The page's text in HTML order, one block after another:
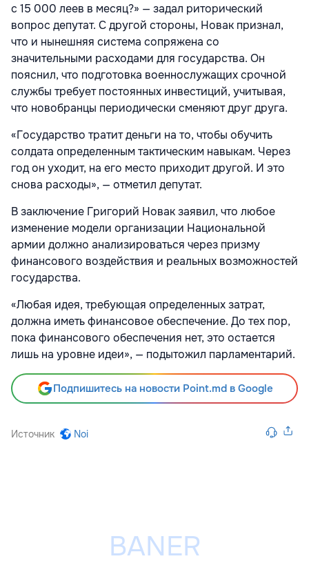
с 15 000 леев в месяц?» — задал риторический
вопрос депутат. С другой стороны, Новак признал,
что и нынешняя система сопряжена со
значительными расходами для государства. Он
пояснил, что подготовка военнослужащих срочной
службы требует постоянных инвестиций, учитывая,
что новобранцы периодически сменяют друг друга.
«Государство тратит деньги на то, чтобы обучить
солдата определенным тактическим навыкам. Через
год он уходит, на его место приходит другой. И это
снова расходы», — отметил депутат.
В заключение Григорий Новак заявил, что любое
изменение модели организации Национальной
армии должно анализироваться через призму
финансового воздействия и реальных возможностей
государства.
«Любая идея, требующая определенных затрат,
должна иметь финансовое обеспечение. До тех пор,
пока финансового обеспечения нет, это остается
лишь на уровне идеи», — подытожил парламентарий.
Подпишитесь на новости Point.md в Google
Источник Noi